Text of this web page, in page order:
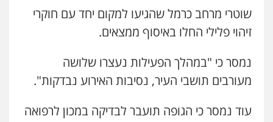
דין לענייני אסירים
0507913332
עו"ד איהאב ג'לג'ולי
פלילי
אסירים
שוטרי מרחב כרמל שהגיעו למקום יחד עם חוקרי
זיהוי פלילי החלו באיסוף ממצאים.
נמסר כי "במהלך הפעילות נעצרו שלושה
מעורבים תושבי העיר, נסיבות האירוע נבדקות".
עוד נמסר כי הגופה תועבר לבדיקה במכון לרפואה
שני אלגרבלי – משרד עורכי דין
פלילי עורכי דין לענייני אסירים תעבורה
0507120031
עו"ד אייל אביטל
פשיעה חמורה מעצרים וחקירות
0544712201